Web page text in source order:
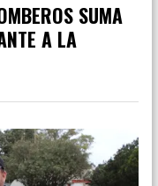
SUMA
A LA